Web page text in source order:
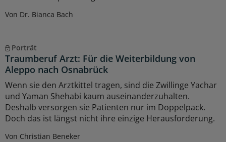
Von Dr. Bianca Bach
Porträt
Traumberuf Arzt: Für die Weiterbildung von
Aleppo nach Osnabrück
Wenn sie den Arztkittel tragen, sind die Zwillinge Yachar
und Yaman Shehabi kaum auseinanderzuhalten.
Deshalb versorgen sie Patienten nur im Doppelpack.
Doch das ist längst nicht ihre einzige Herausforderung.
Von Christian Beneker